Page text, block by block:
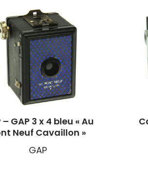
– GAP 3 x 4 bleu « Au
Neuf Cavaillon »
GAP